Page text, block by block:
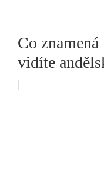
Co
vidíte